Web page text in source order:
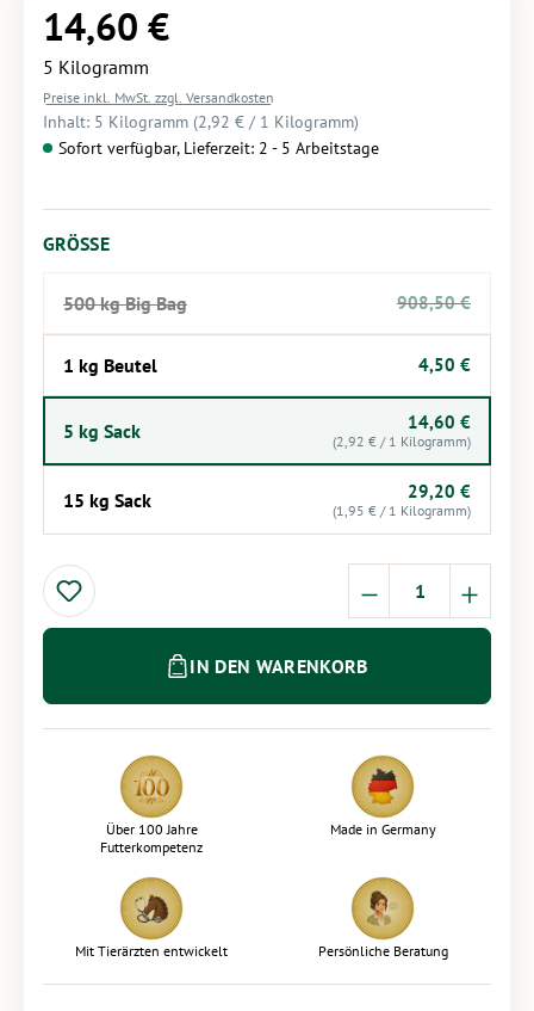
Regulärer Preis:
14,60 €
5 Kilogramm
Preise inkl. MwSt. zzgl. Versandkosten
Inhalt: 5 Kilogramm (2,92 € / 1 Kilogramm)
Sofort verfügbar, Lieferzeit: 2 - 5 Arbeitstage
GRÖSSE AUSWÄHLEN
500 kg Big Bag
(Diese Option ist zurzeit nicht verfügbar.)
908,50 €
1 kg Beutel 4,50 €
5 kg Sack 14,60 €
(2,92 € / 1 Kilogramm)
15 kg Sack 29,20 €
(1,95 € / 1 Kilogramm)
Produkt
IN DEN WARENKORB
Über 100 Jahre
Futterkompetenz
Made in Germany
Mit Tierärzten entwickelt Persönliche Beratung